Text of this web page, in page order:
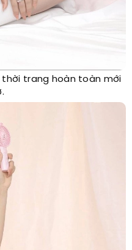
thời trang hoàn toàn mới